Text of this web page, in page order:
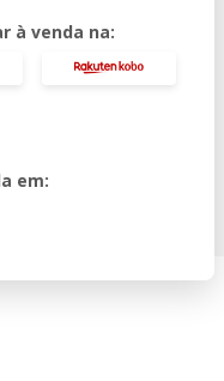
à venda na:
em: